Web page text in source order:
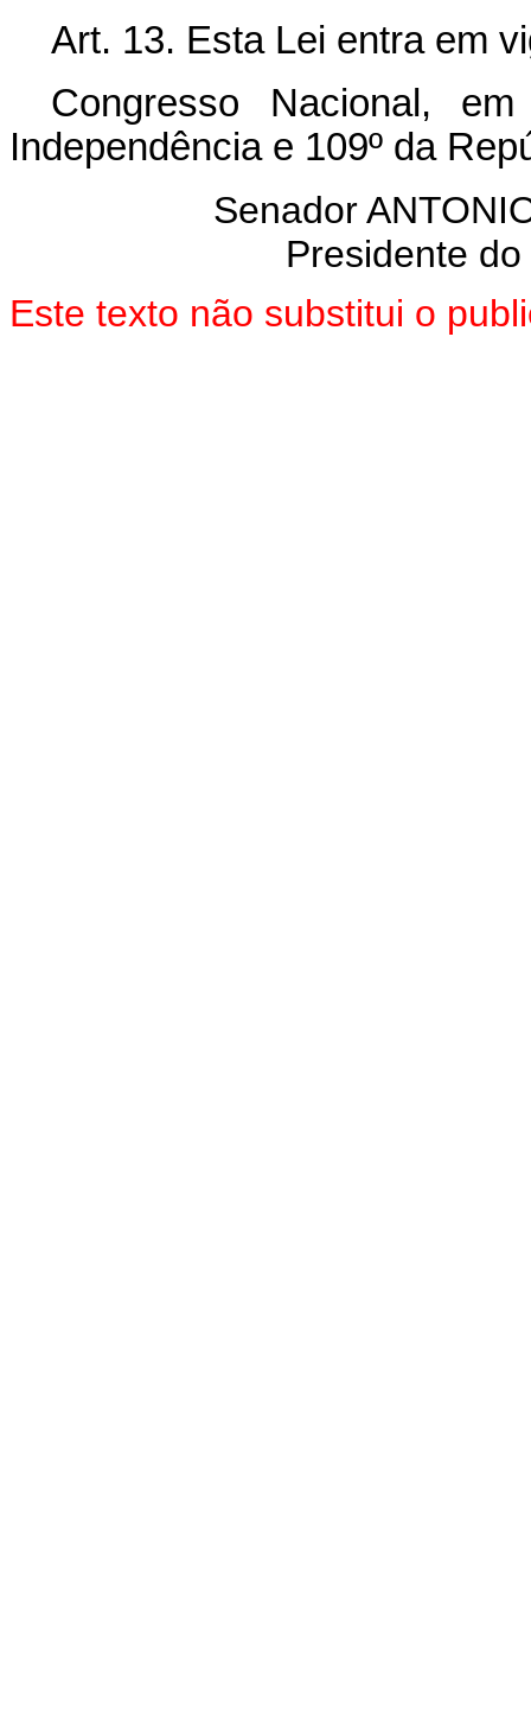
Art. 13. Esta Lei entra em
Congresso Nacional,
Independência e 109º da
Senador
Presidente
Este texto não substitui o